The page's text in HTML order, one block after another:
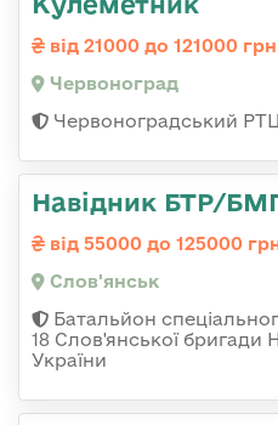
від 21000 до 121000 грн
Червоноград
Червоноградський
Навідник БТР/
від 55000 до 125000
Слов'янськ
Батальйон
18 Слов'янської бригади
України